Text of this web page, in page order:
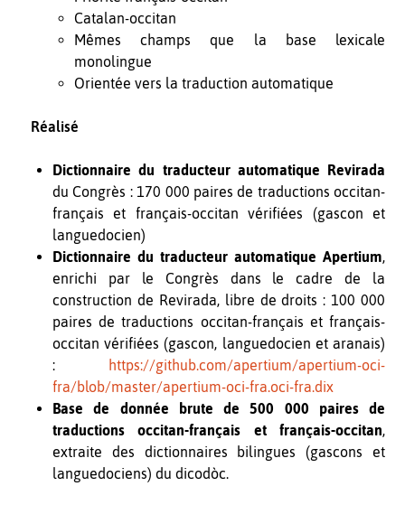
Catalan-occitan
Mêmes champs que la base lexicale
monolingue
Orientée vers la traduction automatique
Réalisé
Dictionnaire du traducteur automatique Revirada
du Congrès : 170 000 paires de traductions occitan-
français et français-occitan vérifiées (gascon et
languedocien)
Dictionnaire du traducteur automatique Apertium,
enrichi par le Congrès dans le cadre de la
construction de Revirada, libre de droits : 100 000
paires de traductions occitan-français et français-
occitan vérifiées (gascon, languedocien et aranais)
:
https://github.com/apertium/apertium-oci-
fra/blob/master/apertium-oci-fra.oci-fra.dix
Base de donnée brute de 500 000 paires de
traductions occitan-français et français-occitan,
extraite des dictionnaires bilingues (gascons et
languedociens) du dicodòc.